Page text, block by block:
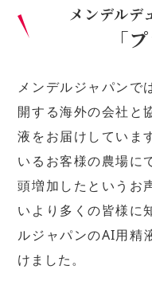
メンデルデ
「
メンデルジャパンで
開する海外の会社と
液をお届けしていま
いるお客様の農場に
頭増加したというお
いより多くの皆様に
ルジャパンのAI用精
けました。